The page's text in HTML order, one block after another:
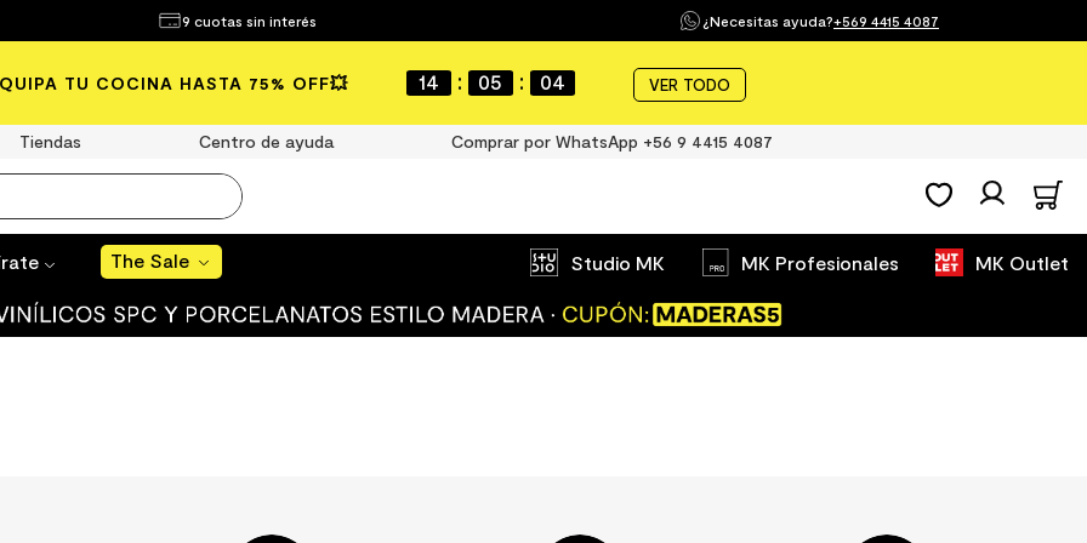
9 cuotas sin interés ¿Necesitas ayuda?+569 4415 4087
TU COCINA HASTA 75% OFF💥 14 : 05 : 04 VER TODO
Tiendas Centro de ayuda Comprar por WhatsApp +56 9 4415 4087
The Sale Studio MK MK Profesionales MK Outlet
Sale
¿Qué estás buscando?
BUSCADOS
mate